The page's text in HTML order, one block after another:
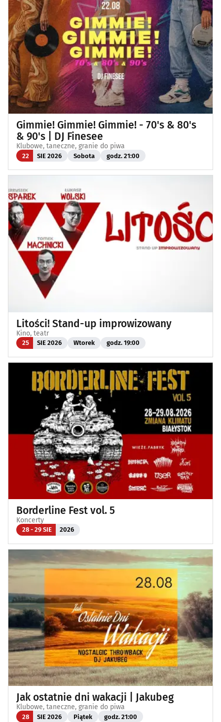
Gimmie! Gimmie! Gimmie! - 70's & 80's
& 90's | DJ Finesee
Klubowe, taneczne, granie do piwa
22 SIE 2026 Sobota godz. 21:00
Litości! Stand-up improwizowany
Kino, teatr
25 SIE 2026 Wtorek godz. 19:00
Borderline Fest vol. 5
Koncerty
28 - 29 SIE 2026
Jak ostatnie dni wakacji | Jakubeg
Klubowe, taneczne, granie do piwa
28 SIE 2026 Piątek godz. 21:00